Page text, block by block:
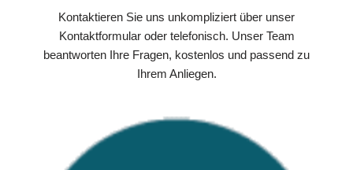
Kontaktieren Sie uns unkompliziert über unser
Kontaktformular oder telefonisch. Unser Team
beantworten Ihre Fragen, kostenlos und passend zu
Ihrem Anliegen.